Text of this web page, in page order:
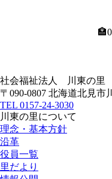
社会福祉法人
川東の里
〒090-0807 北海道北見市
TEL 0157-24-3030
川東の里について
理念・基本方針
沿革
役員一覧
里だより